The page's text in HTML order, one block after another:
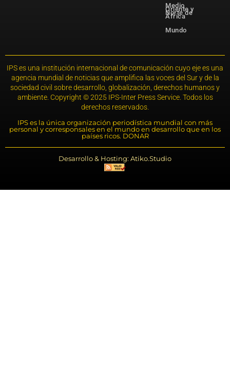
Medio
Oriente y
Norte de
África
Mundo
IPS es una institución internacional de comunicación cuyo eje es una
agencia mundial de noticias que amplifica las voces del Sur y de la
sociedad civil sobre desarrollo, globalización, derechos humanos y
ambiente. Copyright © 2025 IPS-Inter Press Service. Todos los
derechos reservados.
IPS es la única organización periodística mundial con más
personal y corresponsales en el mundo en desarrollo que en los
países ricos. DONAR
Desarrollo & Hosting: Atiko.Studio